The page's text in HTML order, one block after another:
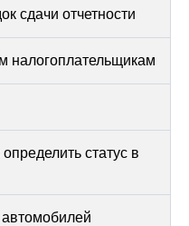
сдачи отчетности
налогоплательщикам
статус в